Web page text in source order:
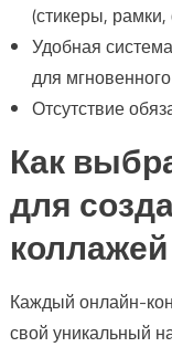
(стикеры,
Удобная
для
Отсутствие
Как
для
коллажей
Каждый онлайн-
свой уникальный